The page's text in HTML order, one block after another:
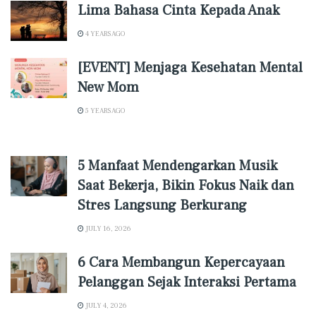
Lima Bahasa Cinta Kepada Anak
4 YEARS AGO
[EVENT] Menjaga Kesehatan Mental
New Mom
5 YEARS AGO
5 Manfaat Mendengarkan Musik
Saat Bekerja, Bikin Fokus Naik dan
Stres Langsung Berkurang
JULY 16, 2026
6 Cara Membangun Kepercayaan
Pelanggan Sejak Interaksi Pertama
JULY 4, 2026